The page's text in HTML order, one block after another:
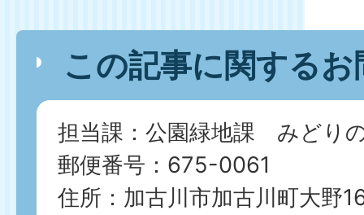
この記事に関する
担当課：公園緑地課 みどり
郵便番号：675-0061
住所：加古川市加古川町大野